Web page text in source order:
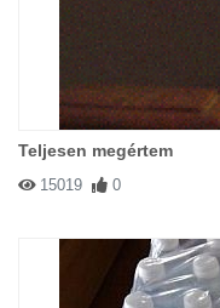
Teljesen megértem
15019 0